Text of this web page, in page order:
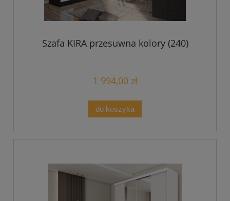
Szafa KIRA przesuwna kolory (240)
1 994,00 zł
do koszyka